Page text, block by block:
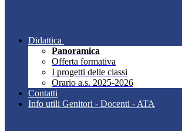
Didattica
Panoramica
Offerta formativa
I progetti delle classi
Orario a.s. 2025-2026
Contatti
Info utili Genitori - Docenti - ATA